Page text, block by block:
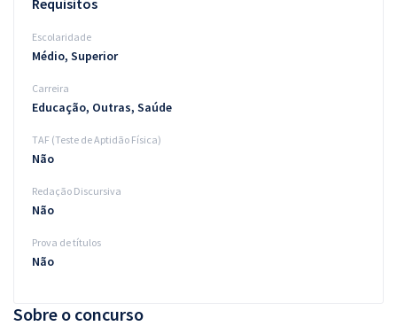
Sobre o concurso
Requisitos
Escolaridade
Médio, Superior
Carreira
Educação, Outras, Saúde
TAF (Teste de Aptidão Física)
Não
Redação Discursiva
Não
Prova de títulos
Não